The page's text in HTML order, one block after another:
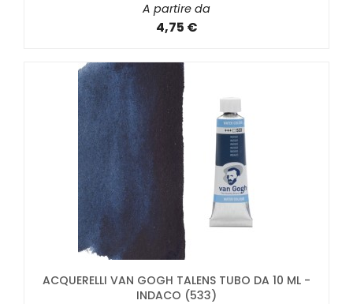
A partire da
4,75 €
ACQUERELLI VAN GOGH TALENS TUBO DA 10 ML -
INDACO (533)